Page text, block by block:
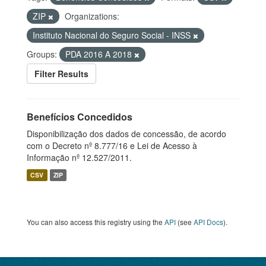
ZIP
Organizations:
Instituto Nacional do Seguro Social - INSS
Groups:
PDA 2016 A 2018
Filter Results
Benefícios Concedidos
Disponibilização dos dados de concessão, de acordo
com o Decreto nº 8.777/16 e Lei de Acesso à
Informação nº 12.527/2011.
CSV ZIP
You can also access this registry using the API (see API Docs).